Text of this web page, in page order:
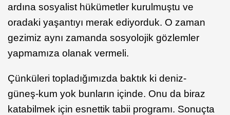
ardına sosyalist hükümetler kurulmuştu ve
oradaki yaşantıyı merak ediyorduk. O zaman
gezimiz aynı zamanda sosyolojik gözlemler
yapmamıza olanak vermeli.
Çünküleri topladığımızda baktık ki deniz-
güneş-kum yok bunların içinde. Onu da biraz
katabilmek için esnettik tabii programı. Sonuçta